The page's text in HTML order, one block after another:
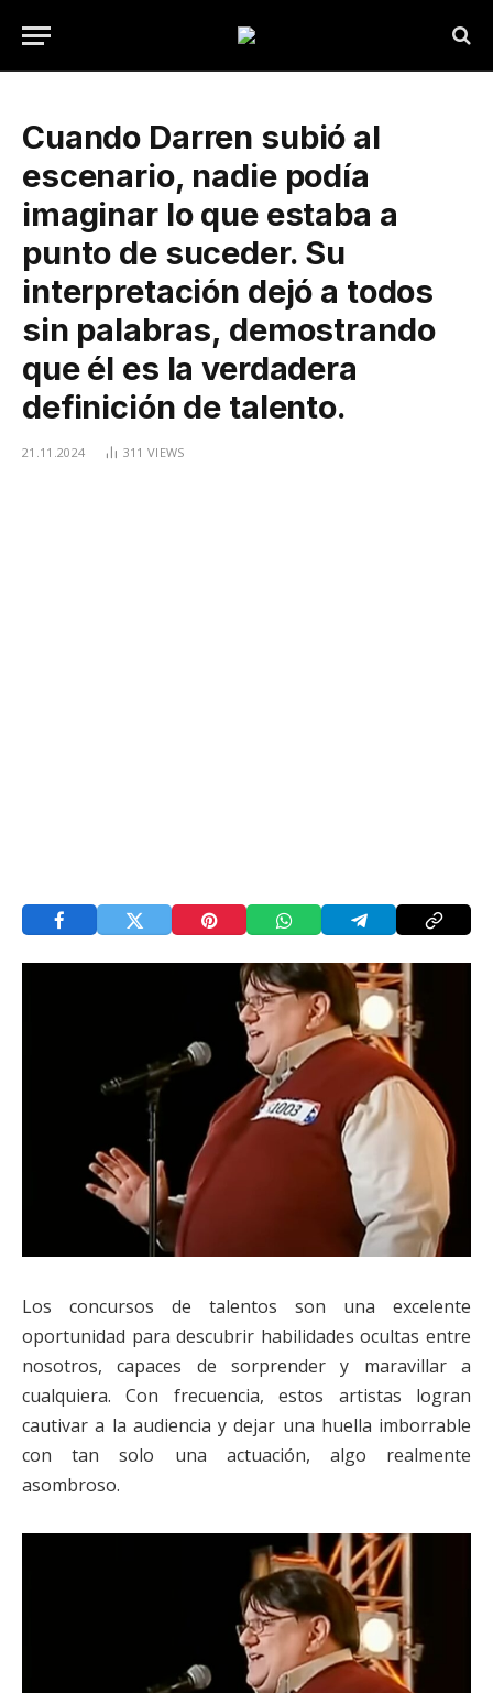
Cuando Darren subió al
escenario, nadie podía
imaginar lo que estaba a
punto de suceder. Su
interpretación dejó a todos
sin palabras, demostrando
que él es la verdadera
definición de talento.
21.11.2024 311 VIEWS
Los concursos de talentos son una excelente
oportunidad para descubrir habilidades ocultas entre
nosotros, capaces de sorprender y maravillar a
cualquiera. Con frecuencia, estos artistas logran
cautivar a la audiencia y dejar una huella imborrable
con tan solo una actuación, algo realmente
asombroso.